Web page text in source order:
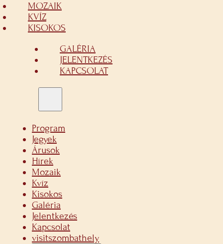
MOZAIK
KVÍZ
KISOKOS
GALÉRIA
JELENTKEZÉS
KAPCSOLAT
Program
Jegyek
Árusok
Hírek
Mozaik
Kvíz
Kisokos
Galéria
Jelentkezés
Kapcsolat
visitszombathely